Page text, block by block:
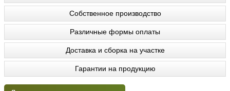
Собственное производство
Различные формы оплаты
Доставка и сборка на участке
Гарантии на продукцию